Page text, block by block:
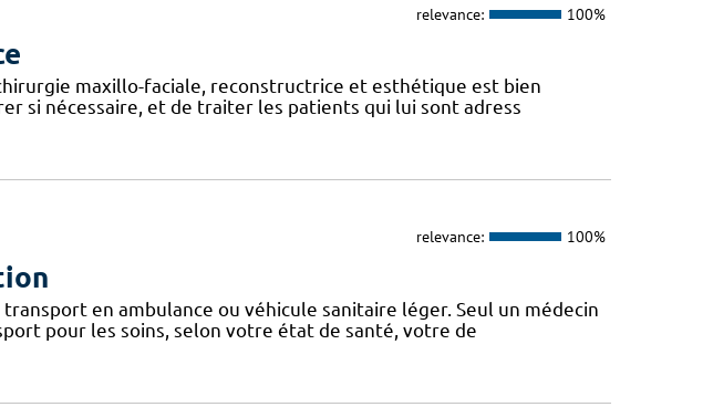
relevance: 100%
maxillo-faciale, reconstructrice et esthétique est bien
si nécessaire, et de traiter les patients qui lui sont adress
relevance: 100%
en ambulance ou véhicule sanitaire léger. Seul un médecin
pour les soins, selon votre état de santé, votre de